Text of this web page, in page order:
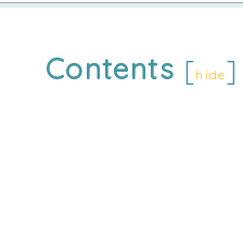
Contents [hide]